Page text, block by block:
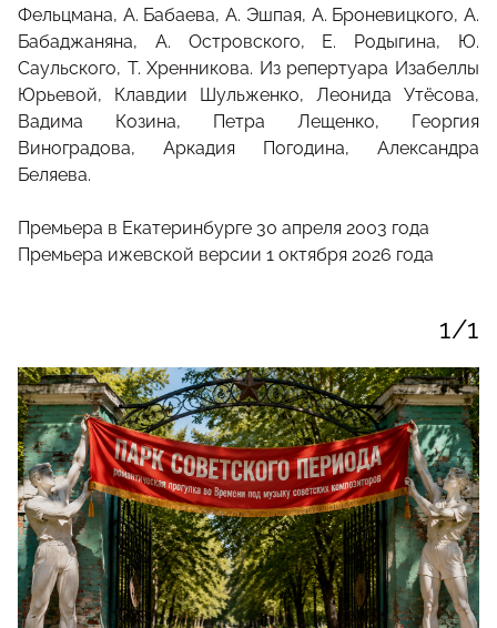
Фельцмана, А. Бабаева, А. Эшпая, А. Броневицкого, А.
Бабаджаняна, А. Островского, Е. Родыгина, Ю.
Саульского, Т. Хренникова. Из репертуара Изабеллы
Юрьевой, Клавдии Шульженко, Леонида Утёсова,
Вадима Козина, Петра Лещенко, Георгия
Виноградова, Аркадия Погодина, Александра
Беляева.
Премьера в Екатеринбурге 30 апреля 2003 года
Премьера ижевской версии 1 октября 2026 года
1/1